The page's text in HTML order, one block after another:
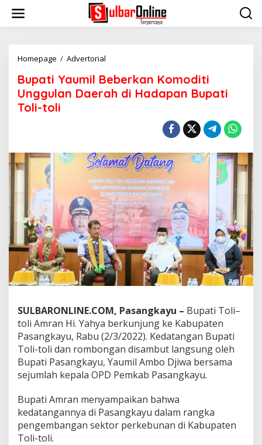
i
Homepage / Advertorial
p
a
t
m
i
B
e
b
e
r
k
a
n
K
o
d
t
i
U
n
g
u
l
a
n
Bupati Yaumil Beberkan Komoditi
Unggulan Daerah di Hadapan Bupati
Toli-toli
SULBARONLINE.COM, Pasangkayu – Bupati Toli–
toli Amran Hi. Yahya berkunjung ke Kabupaten
Pasangkayu, Rabu (2/3/2022). Kedatangan Bupati
Toli-toli dan rombongan disambut langsung oleh
Bupati Pasangkayu, Yaumil Ambo Djiwa bersama
sejumlah kepala OPD Pemkab Pasangkayu.
Bupati Amran menyampaikan bahwa
kedatangannya di Pasangkayu dalam rangka
pengembangan sektor perkebunan di Kabupaten
Toli-toli.